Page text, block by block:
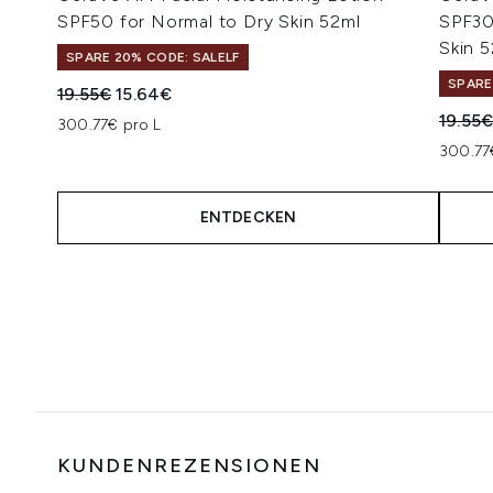
SPF50 for Normal to Dry Skin 52ml
SPARE 20% CODE: SALELF
Unverbindliche Preisempfehlung:
19.55€Aktueller Preis:
15.64€
300.77€ pro L
ENTDECKEN
Skin
19.55€
KUNDENREZENSIONEN